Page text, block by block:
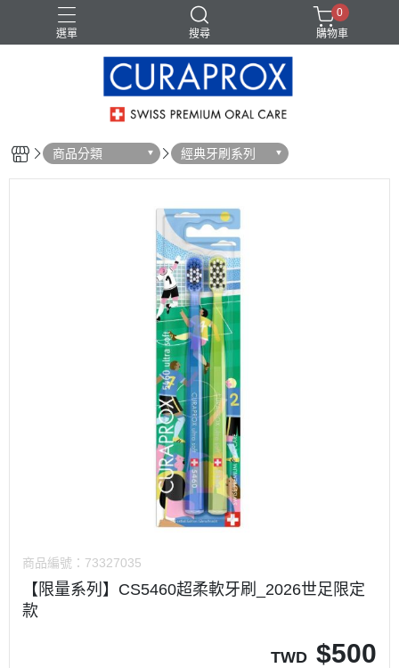
選單 搜尋
0
購物車
商品分類 經典牙刷系列
商品編號： 73327035
【限量系列】CS5460超柔軟牙刷_2026世足限定
款
TWD $500